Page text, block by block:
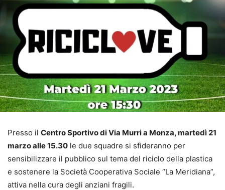
Presso il Centro Sportivo di Via Murri a Monza, martedì 21
marzo alle 15.30 le due squadre si sfideranno per
sensibilizzare il pubblico sul tema del riciclo della plastica
e sostenere la Società Cooperativa Sociale “La Meridiana”,
attiva nella cura degli anziani fragili.